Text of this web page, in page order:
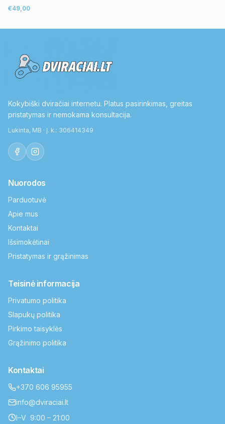
€49,00
Kokybiški dviračiai internetu. Platus pasirinkimas, greitas
pristatymas ir nemokama konsultacija.
Lukinta, MB · Į. k.: 306414349
Nuorodos
Parduotuvė
Apie mus
Kontaktai
Išsimokėtinai
Pristatymas ir grąžinimas
Teisinė informacija
Privatumo politika
Slapukų politika
Pirkimo taisyklės
Grąžinimo politika
Kontaktai
+370 606 95955
info@dviraciai.lt
I–V 9:00 – 21:00